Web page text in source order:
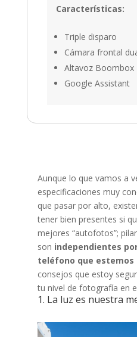
Características:
Triple disparo
Cámara frontal
Altavoz Boombox
Google Assistant
Aunque lo que vamos a
especificaciones muy
que pasar por alto,
tener bien presentes si
mejores “autofotos”;
son independientes
teléfono que estemos
consejos que estoy
tu nivel de fotografía en
1. La luz es nuestra